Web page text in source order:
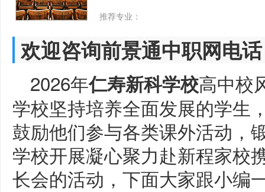
推荐专业：
欢迎咨询前景通中职网电
2026年仁寿新科学校高中校
学校坚持培养全面发展的学生
鼓励他们参与各类课外活动，
学校开展凝心聚力赴新程家校
长会的活动，下面大家跟小编